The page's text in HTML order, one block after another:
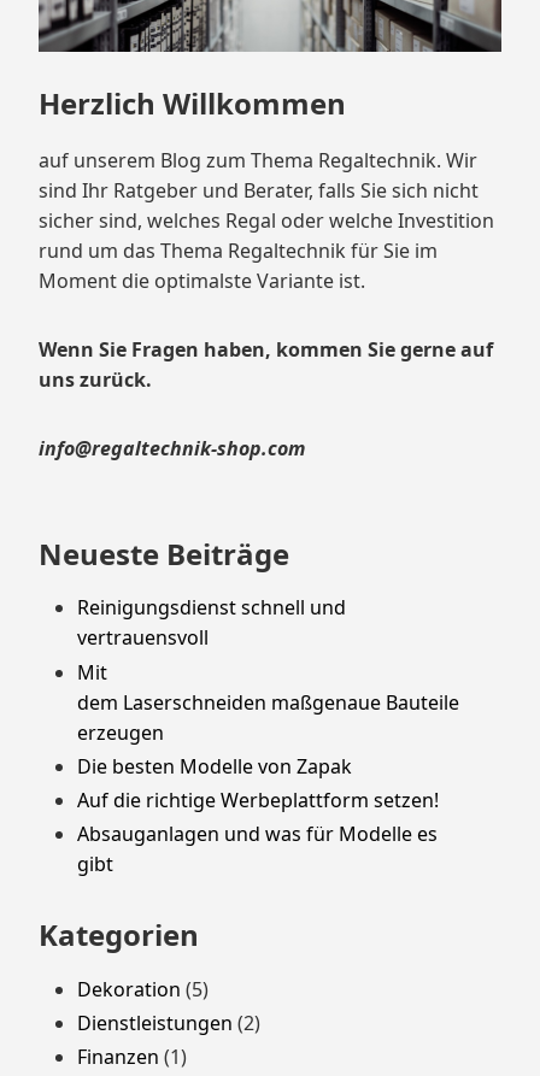
Herzlich Willkommen
auf unserem Blog zum Thema Regaltechnik. Wir
sind Ihr Ratgeber und Berater, falls Sie sich nicht
sicher sind, welches Regal oder welche Investition
rund um das Thema Regaltechnik für Sie im
Moment die optimalste Variante ist.
Wenn Sie Fragen haben, kommen Sie gerne auf
uns zurück.
info@regaltechnik-shop.com
Neueste Beiträge
Reinigungsdienst schnell und
vertrauensvoll
Mit
dem Laserschneiden maßgenaue Bauteile
erzeugen
Die besten Modelle von Zapak
Auf die richtige Werbeplattform setzen!
Absauganlagen und was für Modelle es
gibt
Kategorien
Dekoration (5)
Dienstleistungen (2)
Finanzen (1)